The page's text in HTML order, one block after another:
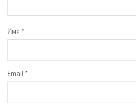
Имя *
Email *